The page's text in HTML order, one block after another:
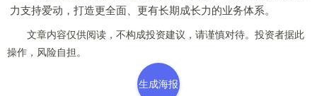
力支持爱动，打造更全面、更有长期成长力的业务体系。
文章内容仅供阅读，不构成投资建议，请谨慎对待。投资者据此
操作，风险自担。
生成海报